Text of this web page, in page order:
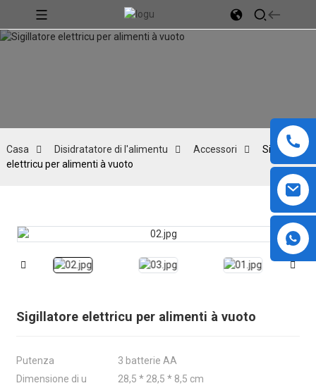
Casa Disidratatore di l'alimentu Accessori
Sigillatore
elettricu per alimenti à vuoto
Sigillatore elettricu per alimenti à vuoto
Putenza
3 batterie AA
Dimensione di u
28,5 * 28,5 * 8,5 cm